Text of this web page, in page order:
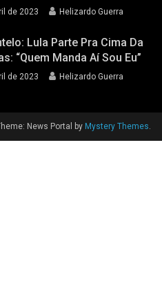
de 2023 Helizardo Guerra
Lula Parte Pra Cima Da
“quem Manda Aí Sou Eu”
de 2023 Helizardo Guerra
News Portal by Mystery Themes.